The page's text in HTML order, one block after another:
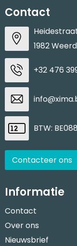
Contact
1982
+32 476
BTW:
Contacteer ons
Informatie
Contact
Over ons
Nieuwsbrief